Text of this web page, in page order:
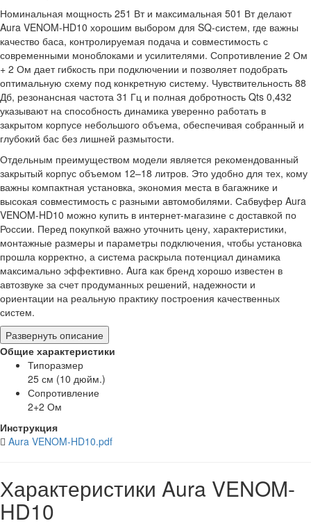
Номинальная мощность 251 Вт и максимальная 501 Вт делают
Aura VENOM-HD10 хорошим выбором для SQ-систем, где важны
качество баса, контролируемая подача и совместимость с
современными моноблоками и усилителями. Сопротивление 2 Ом
+ 2 Ом дает гибкость при подключении и позволяет подобрать
оптимальную схему под конкретную систему. Чувствительность 88
Дб, резонансная частота 31 Гц и полная добротность Qts 0,432
указывают на способность динамика уверенно работать в
закрытом корпусе небольшого объема, обеспечивая собранный и
глубокий бас без лишней размытости.
Отдельным преимуществом модели является рекомендованный
закрытый корпус объемом 12–18 литров. Это удобно для тех, кому
важны компактная установка, экономия места в багажнике и
высокая совместимость с разными автомобилями. Сабвуфер Aura
VENOM-HD10 можно купить в интернет-магазине с доставкой по
России. Перед покупкой важно уточнить цену, характеристики,
монтажные размеры и параметры подключения, чтобы установка
прошла корректно, а система раскрыла потенциал динамика
максимально эффективно. Aura как бренд хорошо известен в
автозвуке за счет продуманных решений, надежности и
ориентации на реальную практику построения качественных
систем.
Развернуть описание
Общие характеристики
Типоразмер
25 см (10 дюйм.)
Сопротивление
2+2 Ом
Инструкция
Aura VENOM-HD10.pdf
Характеристики Aura VENOM-
HD10